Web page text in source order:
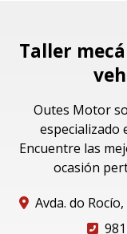
Taller
Outes Motor
especializado
Encuentre las
ocasión
Avda. do